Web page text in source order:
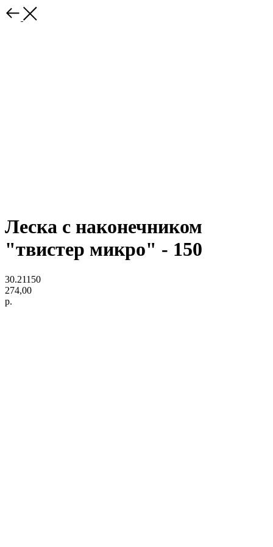
Леска с наконечником
"твистер микро" - 150
30.21150
274,00
р.